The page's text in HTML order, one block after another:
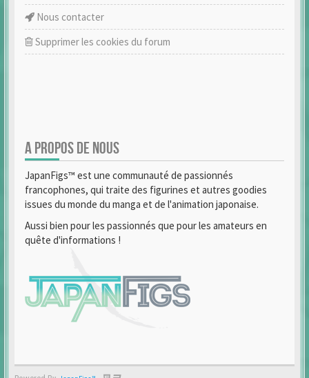
Nous contacter
Supprimer les cookies du forum
A PROPOS DE NOUS
JapanFigs™ est une communauté de passionnés
francophones, qui traite des figurines et autres goodies
issues du monde du manga et de l'animation japonaise.
Aussi bien pour les passionnés que pour les amateurs en
quête d'informations !